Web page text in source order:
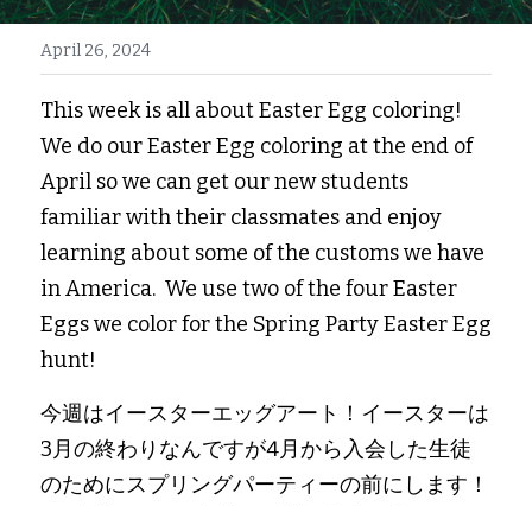
CONTACT US!
April 26, 2024
This week is all about Easter Egg coloring!
We do our Easter Egg coloring at the end of
April so we can get our new students
familiar with their classmates and enjoy
learning about some of the customs we have
in America.  We use two of the four Easter
Eggs we color for the Spring Party Easter Egg
hunt!
今週はイースターエッグアート！イースターは
3月の終わりなんですが4月から入会した生徒
のためにスプリングパーティーの前にします！